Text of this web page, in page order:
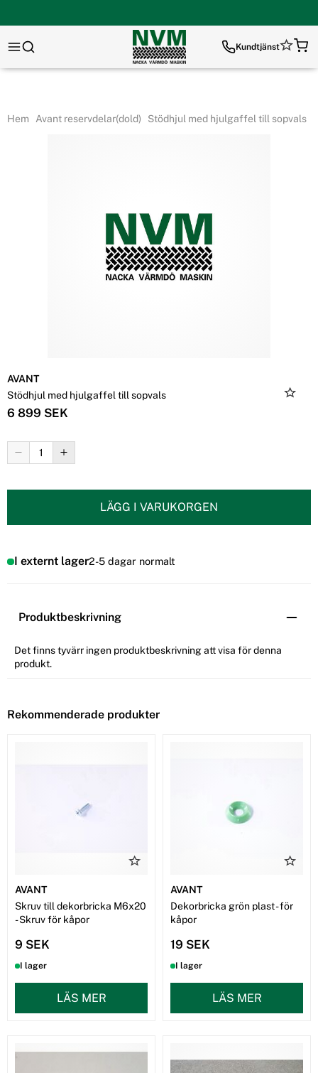
Kundtjänst
Hem Avant reservdelar(dold) Stödhjul med hjulgaffel till sopvals
AVANT
Stödhjul med hjulgaffel till sopvals
6 899 SEK
LÄGG I VARUKORGEN
I externt lager2-5 dagar normalt
Produktbeskrivning
Det finns tyvärr ingen produktbeskrivning att visa för denna
produkt.
Rekommenderade produkter
AVANT
Skruv till dekorbricka M6x20
- Skruv för kåpor
9 SEK
I lager
LÄS MER
AVANT
Dekorbricka grön plast - för
kåpor
19 SEK
I lager
LÄS MER